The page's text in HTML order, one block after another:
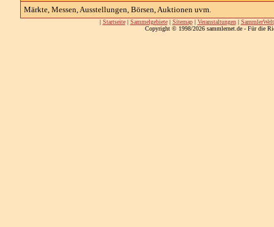
Märkte, Messen, Ausstellungen, Börsen, Auktionen uvm.
| Startseite| Sammelgebiete| Sitemap| Veranstaltungen| SammlerWelt
Copyright © 1998/2026 sammlernet.de - Für die